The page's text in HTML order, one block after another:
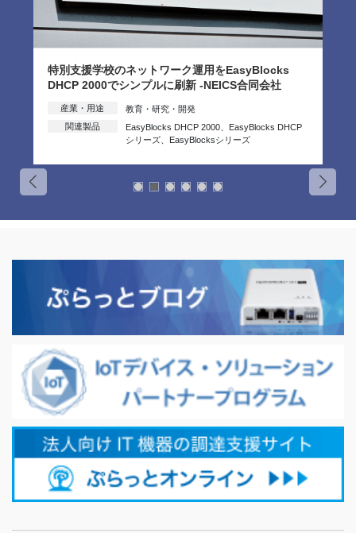
特別支援学校のネットワーク運用をEasyBlocks
DHCP 2000でシンプルに刷新 -NEICS合同会社
産業・用途
教育・研究・開発
関連製品
EasyBlocks DHCP 2000、
EasyBlocks DHCP
シリーズ、 EasyBlocksシリーズ